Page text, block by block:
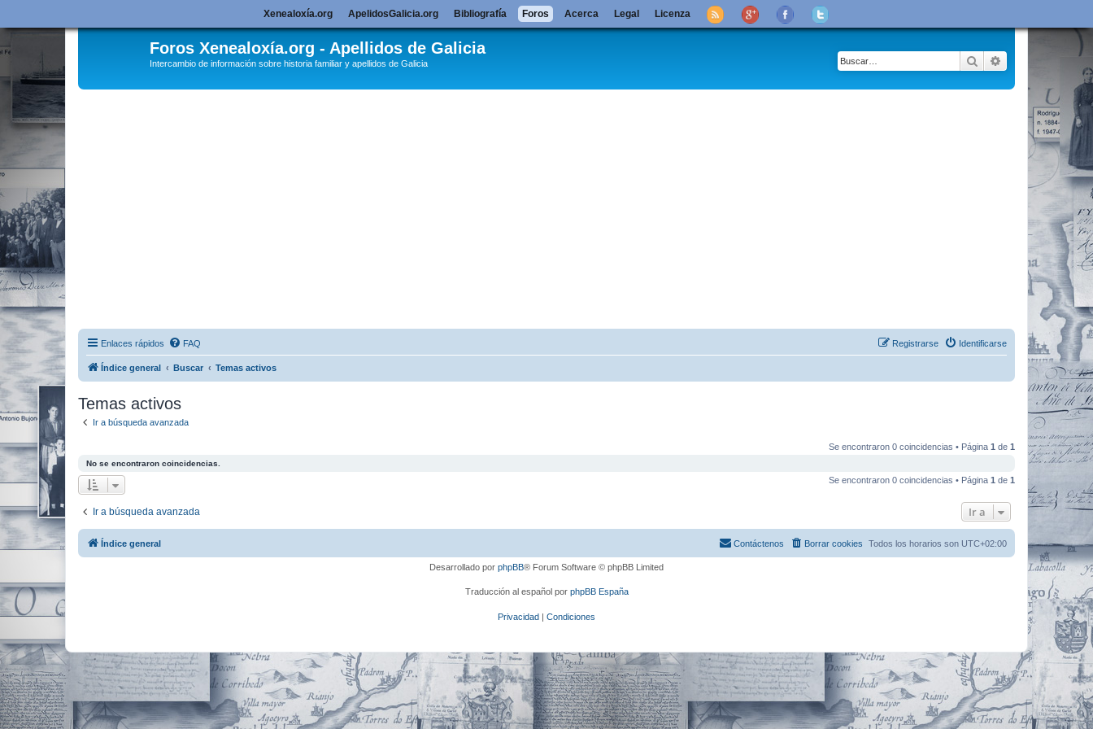
Foros Xenealoxía.org - Apellidos de Galicia
Intercambio de información sobre historia familiar y apellidos de Galicia Buscar Búsqueda
Enlaces rápidos FAQ Identificarse
Registrarse
Índice general Buscar Temas activos
Temas activos
Ir a búsqueda avanzada
Se encontraron 0 coincidencias • Página 1 de 1
No se encontraron coincidencias.
Se encontraron 0 coincidencias • Página 1 de 1
Ir a búsqueda avanzada Ir a
Xenealoxía.org ApelidosGalicia.org Bibliografía Foros Acerca Legal Licenza
Índice general Todos los horarios son UTC+02:00
Borrar cookies
Contáctenos
Desarrollado por phpBB® Forum Software © phpBB Limited
Traducción al español por phpBB España
Privacidad | Condiciones